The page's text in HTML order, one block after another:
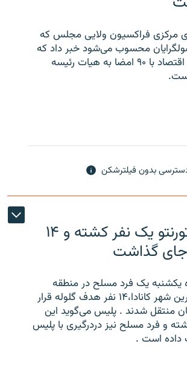
مرکزی فراکسیون ولایی مجلس که
محسوب می‌شود خبر داد که
طرح استیضاح وزیر اقتصاد با ۹۰ امضا به هیات رئیسه
بدون فیلترشکن
تیراندازی در تورنتو یک نفر کشته و ۱۴
جای گذاشت
یکشنبه یک فرد مسلح در منطقه
مرکزی تورنتو ،‌بزرگترین شهر کانادا،۱۴ نفر هدف گلوله قرار
منتقل شدند . پلیس می‌گوید این
و فرد مسلح نیز دردرگیری با پلیس
داده است .